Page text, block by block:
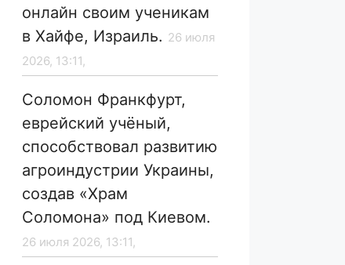
онлайн своим ученикам
в Хайфе, Израиль. 26 июля
2026, 13:11,
Соломон Франкфурт,
еврейский учёный,
способствовал развитию
агроиндустрии Украины,
создав «Храм
Соломона» под Киевом.
26 июля 2026, 13:11,